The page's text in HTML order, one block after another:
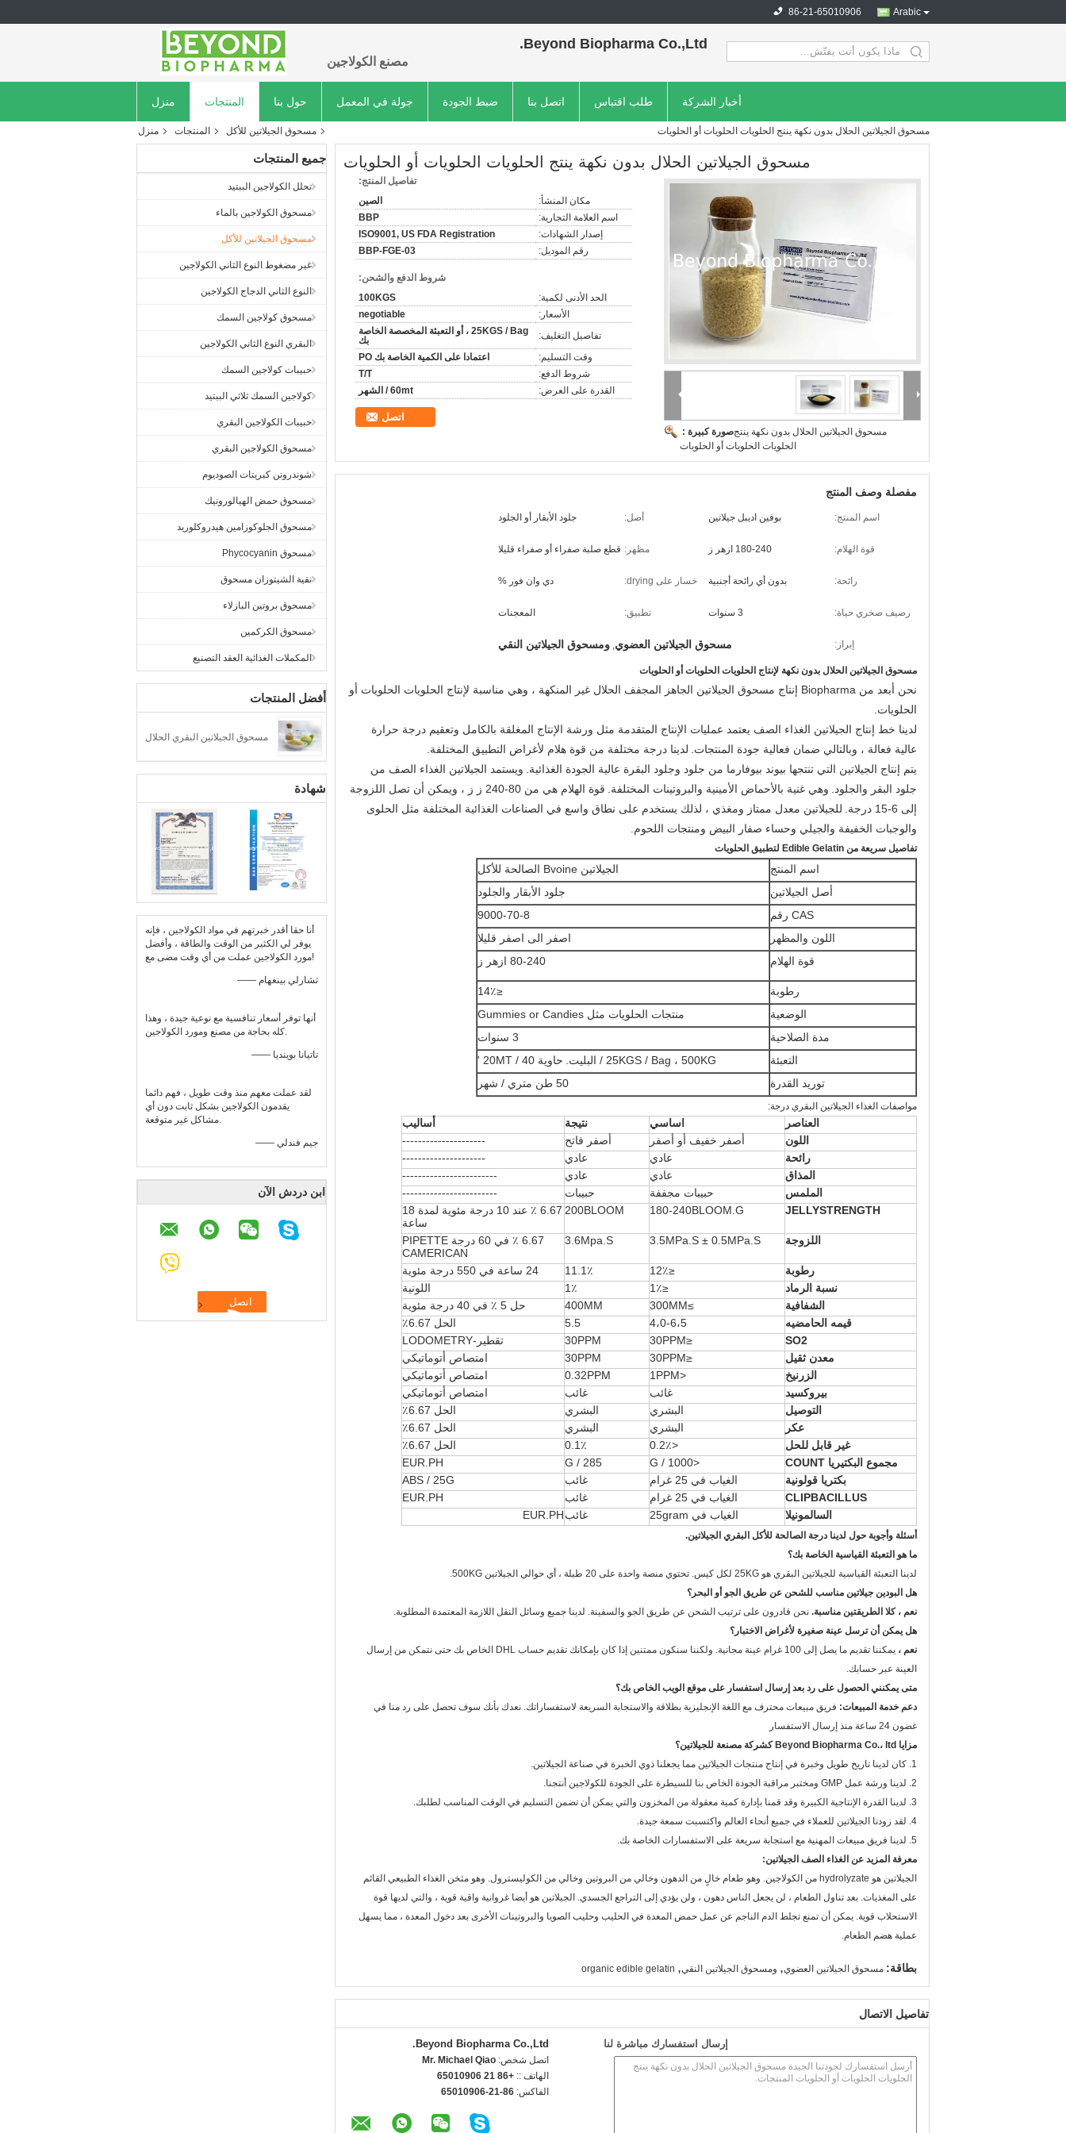
Arabic
86-21-65010906
Beyond Biopharma Co.,Ltd.
مصنع الكولاجين search
منزل المنتجات حول بنا جولة في المعمل ضبط الجودة اتصل بنا طلب اقتباس أخبار الشركة
منزل المنتجات مسحوق الجيلاتين للأكل مسحوق الجيلاتين الحلال بدون نكهة ينتج الحلويات الحلويات أو الحلويات
جميع المنتجات
تحلل الكولاجين الببتيد
مسحوق الكولاجين بالماء
مسحوق الجيلاتين للأكل
غير مضغوط النوع الثاني الكولاجين
النوع الثاني الدجاج الكولاجين
مسحوق كولاجين السمك
البقري النوع الثاني الكولاجين
حبيبات كولاجين السمك
كولاجين السمك ثلاثي الببتيد
حبيبات الكولاجين البقري
مسحوق الكولاجين البقري
شوندروتن كبريتات الصوديوم
مسحوق حمض الهيالورونيك
مسحوق الجلوكوزامين هيدروكلوريد
مسحوق Phycocyanin
نقية الشيتوزان مسحوق
مسحوق بروتين البازلاء
مسحوق الكركمين
المكملات الغذائية العقد التصنيع
أفضل المنتجات
مسحوق الجيلاتين البقري الحلال
شهادة
أنا حقا أقدر خبرتهم في مواد الكولاجين ، فإنه
يوفر لي الكثير من الوقت والطاقة ، وأفضل
مورد الكولاجين عملت من أي وقت مضى مع!
—— تشارلي بينغهام
أنها توفر أسعار تنافسية مع نوعية جيدة ، وهذا
كله بحاجة من مصنع ومورد الكولاجين.
—— تاتيانا بوينديا
لقد عملت معهم منذ وقت طويل ، فهم دائما
يقدمون الكولاجين بشكل ثابت دون أي
مشاكل غير متوقعة.
—— جيم فندلي
ابن دردش الآن
مسحوق الجيلاتين الحلال بدون نكهة ينتج الحلويات الحلويات أو الحلويات
صورة كبيرة :مسحوق الجيلاتين الحلال بدون نكهة ينتج
الحلويات الحلويات أو الحلويات
تفاصيل المنتج:
مكان المنشأ:
الصين
اسم العلامة التجارية:
BBP
إصدار الشهادات:
ISO9001, US FDA Registration
رقم الموديل:
BBP-FGE-03
شروط الدفع والشحن:
الحد الأدنى لكمية:
100KGS
الأسعار:
negotiable
تفاصيل التغليف:
25KGS / Bag ، أو التعبئة المخصصة الخاصة
بك
وقت التسليم:
اعتمادا على الكمية الخاصة بك PO
شروط الدفع:
T/T
القدرة على العرض:
60mt / الشهر
اتصل
مفصلة وصف المنتج
اسم المنتج: بوفين اديبل جيلاتين أصل: جلود الأبقار أو الجلود
قوة الهلام: 180-240 ازهر ز مظهر: قطع صلبة صفراء أو صفراء قليلا
رائحة: بدون أي رائحة أجنبية خسار على drying: دي وان فور %
رصيف صخري حياة: 3 سنوات تطبيق: المعجنات
إبراز: مسحوق الجيلاتين العضوي, ومسحوق الجيلاتين النقي
مسحوق الجيلاتين الحلال بدون نكهة لإنتاج الحلويات الحلويات أو الحلويات
نحن أبعد من Biopharma إنتاج مسحوق الجيلاتين الجاهز المجفف الحلال غير المنكهة ، وهي مناسبة لإنتاج الحلويات الحلويات أو
الحلويات.
لدينا خط إنتاج الجيلاتين الغذاء الصف يعتمد عمليات الإنتاج المتقدمة مثل ورشة الإنتاج المغلقة بالكامل وتعقيم درجة حرارة
عالية فعالة ، وبالتالي ضمان فعالية جودة المنتجات. لدينا درجة مختلفة من قوة هلام لأغراض التطبيق المختلفة.
يتم إنتاج الجيلاتين التي تنتجها بيوند بيوفارما من جلود وجلود البقرة عالية الجودة الغذائية. ويستمد الجيلاتين الغذاء الصف من
جلود البقر والجلود.
وهي غنية بالأحماض الأمينية والبروتينات المختلفة.
قوة الهلام هي من 80-240 ز ز ، ويمكن أن تصل اللزوجة
إلى 6-15 درجة.
للجيلاتين معدل ممتاز ومغذي ، لذلك يستخدم على نطاق واسع في الصناعات الغذائية المختلفة مثل الحلوى
والوجبات الخفيفة والجيلي وحساء صفار البيض ومنتجات اللحوم.
تفاصيل سريعة من Edible Gelatin لتطبيق الحلويات
اسم المنتج
الجيلاتين Bvoine الصالحة للأكل
أصل الجيلاتين
جلود الأبقار والجلود
CAS رقم
9000-70-8
اللون والمظهر
اصفر الى اصفر قليلا
قوة الهلام
80-240 ازهر ز
رطوبة
≤14٪
الوضعية
منتجات الحلويات مثل Gummies or Candies
مدة الصلاحية
3 سنوات
التعبئة
25KGS / Bag ، 500KG / البليت.
حاوية 20MT / 40 '
توريد القدرة
50 طن متري / شهر
مواصفات الغذاء الجيلاتين البقري درجة:
العناصر اساسي نتيجة
أساليب
اللون
أصفر خفيف أو أصفر أصفر فاتح
---------------------
رائحة
عادي عادي
---------------------
المذاق
عادي عادي
------------------------
الملمس
حبيبات مجففة حبيبات
------------------------
JELLYSTRENGTH
180-240BLOOM.G
200BLOOM
6.67 ٪ عند 10 درجة مئوية لمدة 18
ساعة
اللزوجة
3.5MPa.S ± 0.5MPa.S
3.6Mpa.S
6.67 ٪ في 60 درجة PIPETTE
CAMERICAN
رطوبة
≤12٪ 11.1٪
24 ساعة في 550 درجة مئوية
نسبة الرماد
≤1٪ 1٪
اللونية
الشفافية
≥300MM
400MM
حل 5 ٪ في 40 درجة مئوية
قيمه الحامضيه
4،0-6،5 5.5
الحل 6.67٪
SO2
≤30PPM
30PPM
تقطير-LODOMETRY
معدن ثقيل
≤30PPM
30PPM
امتصاص أتوماتيكي
الزرنيخ
<1PPM
0.32PPM
امتصاص أتوماتيكي
بيروكسيد
غائب غائب
امتصاص أتوماتيكي
التوصيل
البشري البشري
الحل 6.67٪
عكر
البشري البشري
الحل 6.67٪
غير قابل للحل
<0.2٪ 0.1٪
الحل 6.67٪
مجموع البكتيريا COUNT
<1000 / G
285 / G
EUR.PH
بكتريا قولونية
الغياب في 25 غرام غائب
ABS / 25G
CLIPBACILLUS
الغياب في 25 غرام غائب
EUR.PH
السالمونيلا
الغياب في 25gram غائبEUR.PH
أسئلة وأجوبة حول لدينا درجة الصالحة للأكل البقري الجيلاتين.
ما هو التعبئة القياسية الخاصة بك؟
لدينا التعبئة القياسية للجيلاتين البقري هو 25KG لكل كيس. تحتوي منصة واحدة على 20 طبلة ، أي حوالي الجيلاتين 500KG.
هل البودين جيلاتين مناسب للشحن عن طريق الجو أو البحر؟
نعم ، كلا الطريقتين مناسبة. نحن قادرون على ترتيب الشحن عن طريق الجو والسفينة. لدينا جميع وسائل النقل اللازمة المعتمدة المطلوبة.
هل يمكن أن ترسل عينة صغيرة لأغراض الاختبار؟
نعم ،
يمكننا تقديم ما يصل إلى 100 غرام عينة مجانية. ولكننا سنكون ممتنين إذا كان بإمكانك تقديم حساب DHL الخاص بك حتى نتمكن من إرسال
العينة عبر حسابك.
متى يمكنني الحصول على رد بعد إرسال استفسار على موقع الويب الخاص بك؟
دعم خدمة المبيعات: فريق مبيعات محترف مع اللغة الإنجليزية بطلاقة والاستجابة السريعة لاستفساراتك. نعدك بأنك سوف تحصل على رد منا في
غضون 24 ساعة منذ إرسال الاستفسار
مزايا Beyond Biopharma Co.، ltd كشركة مصنعة للجيلاتين؟
1. كان لدينا تاريخ طويل وخبرة في إنتاج منتجات الجيلاتين مما يجعلنا ذوي الخبرة في صناعة الجيلاتين.
2. لدينا ورشة عمل GMP ومختبر مراقبة الجودة الخاص بنا للسيطرة على الجودة للكولاجين أنتجنا.
3. لدينا القدرة الإنتاجية الكبيرة وقد قمنا بإدارة كمية معقولة من المخزون والتي يمكن أن تضمن التسليم في الوقت المناسب لطلبك.
4. لقد زودنا الجيلاتين للعملاء في جميع أنحاء العالم واكتسبت سمعة جيدة.
5. لدينا فريق مبيعات المهنية مع استجابة سريعة على الاستفسارات الخاصة بك.
معرفة المزيد عن الغذاء الصف الجيلاتين:
الجيلاتين هو hydrolyzate من الكولاجين. وهو طعام خالٍ من الدهون وخالي من البروتين وخالي من الكوليسترول. وهو مثخن الغذاء الطبيعي القائم
على المغذيات. بعد تناول الطعام ، لن يجعل الناس دهون ، ولن يؤدي إلى التراجع الجسدي. الجيلاتين هو أيضا غروانية واقية قوية ، والتي لديها قوة
الاستحلاب قوية. يمكن أن تمنع تجلط الدم الناجم عن عمل حمض المعدة في الحليب وحليب الصويا والبروتينات الأخرى بعد دخول المعدة ، مما يسهل
عملية هضم الطعام.
بطاقة: مسحوق الجيلاتين العضوي, ومسحوق الجيلاتين النقي,
organic edible gelatin
تفاصيل الاتصال
Beyond Biopharma Co.,Ltd.
اتصل شخص: Mr. Michael Qiao
الهاتف :: +86 21 65010906
الفاكس: 86-21-65010906
إرسال استفسارك مباشرة لنا